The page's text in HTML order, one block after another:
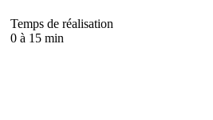
Temps de réalisation
0 à 15 min